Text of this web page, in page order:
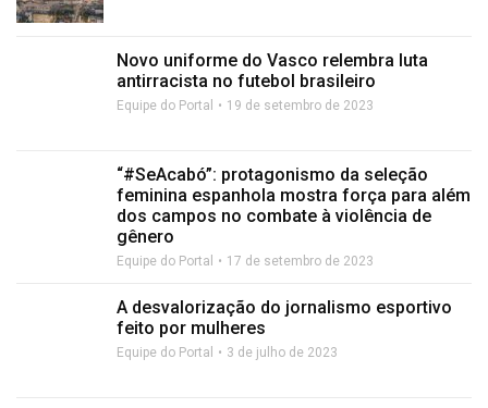
Novo uniforme do Vasco relembra luta
antirracista no futebol brasileiro
Equipe do Portal 19 de setembro de 2023
“#SeAcabó”: protagonismo da seleção
feminina espanhola mostra força para além
dos campos no combate à violência de
gênero
Equipe do Portal 17 de setembro de 2023
A desvalorização do jornalismo esportivo
feito por mulheres
Equipe do Portal 3 de julho de 2023